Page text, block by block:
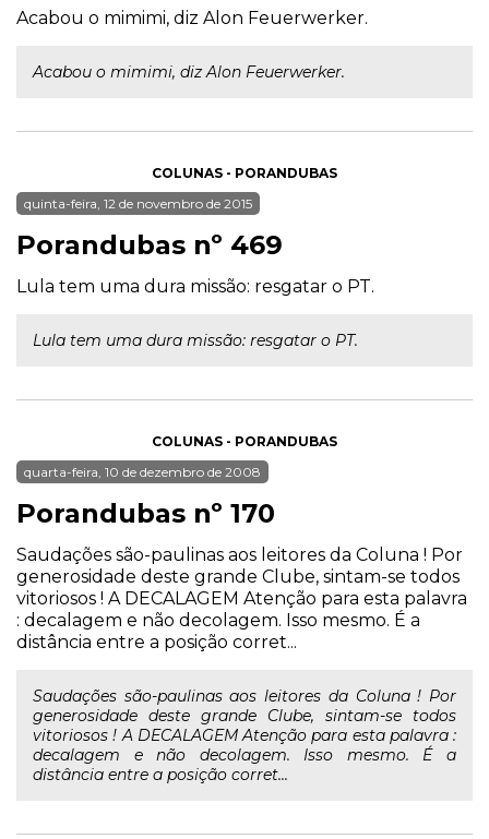
Acabou o mimimi, diz Alon Feuerwerker.
Acabou o mimimi, diz Alon Feuerwerker.
COLUNAS - PORANDUBAS
quinta-feira, 12 de novembro de 2015
Porandubas nº 469
Lula tem uma dura missão: resgatar o PT.
Lula tem uma dura missão: resgatar o PT.
COLUNAS - PORANDUBAS
quarta-feira, 10 de dezembro de 2008
Porandubas nº 170
Saudações são-paulinas aos leitores da Coluna ! Por
generosidade deste grande Clube, sintam-se todos
vitoriosos ! A DECALAGEM Atenção para esta palavra
: decalagem e não decolagem. Isso mesmo. É a
distância entre a posição corret...
Saudações são-paulinas aos leitores da Coluna ! Por
generosidade deste grande Clube, sintam-se todos
vitoriosos ! A DECALAGEM Atenção para esta palavra :
decalagem e não decolagem. Isso mesmo. É a
distância entre a posição corret...